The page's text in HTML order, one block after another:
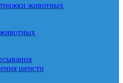
животных
шерсти